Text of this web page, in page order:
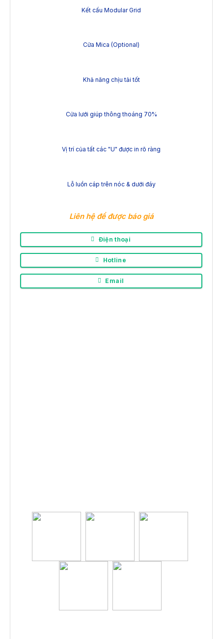
Kết cấu Modular Grid
Cửa Mica (Optional)
Khả năng chịu tải tốt
Cửa lưới giúp thông thoáng 70%
Vị trí của tất các "U" được in rõ ràng
Lỗ luồn cáp trên nóc & dưới đáy
Liên hệ để được báo giá
Điện thoại
Hotline
Email